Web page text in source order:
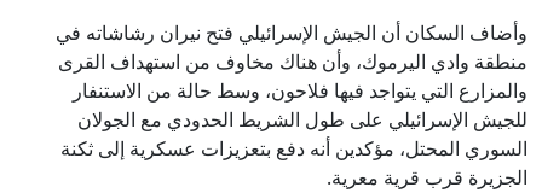
وأضاف السكان أن الجيش الإسرائيلي فتح نيران رشاشاته في
منطقة وادي اليرموك، وأن هناك مخاوف من استهداف القرى
والمزارع التي يتواجد فيها فلاحون، وسط حالة من الاستنفار
للجيش الإسرائيلي على طول الشريط الحدودي مع الجولان
السوري المحتل، مؤكدين أنه دفع بتعزيزات عسكرية إلى ثكنة
الجزيرة قرب قرية معرية.